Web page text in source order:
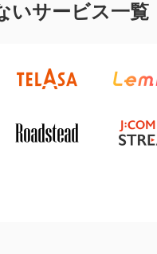
いサービス一覧